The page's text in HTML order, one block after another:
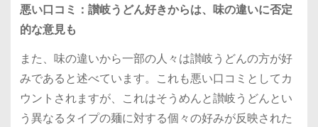
悪い口コミ：讃岐うどん好きからは、味の違いに否定
的な意見も
また、味の違いから一部の人々は讃岐うどんの方が好
みであると述べています。これも悪い口コミとしてカ
ウントされますが、これはそうめんと讃岐うどんとい
う異なるタイプの麺に対する個々の好みが反映された